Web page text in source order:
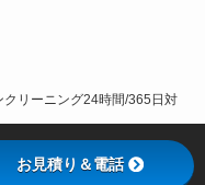
クリーニング24時間/365日対
お見積り＆電話